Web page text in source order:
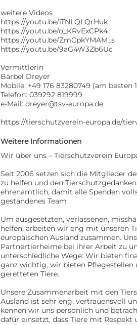
weitere Videos
https://youtu.be/iTNLQLQrHuk
https://youtu.be/o_KRvExCPk4
https://youtu.be/ZmCpkYMAM_s
https://youtu.be/9aG4W3Zb6Uc
Vermittlerin
Bärbel Dreyer
Mobile: +49 176 83280749 (am besten
Telefon: 039292 819999
e-Mail: dreyer@tsv-europa.de
https://tierschutzverein-europa.de/
Weitere Informationen
Wir über uns – Tierschutzverein
Seit 2006 setzen sich die Mitglieder
zu helfen und den
ehrenamtlich, damit alle Spenden
gestandenes Team
Um ausgesetzten, verlassenen,
helfen, arbeiten wir eng mit unseren
europäischen Ausland zusammen.
Partnertierheime bei ihrer Arbeit zu
unterschiedliche Wege: Wir bieten
ganz wichtig, wir bieten Pflegestellen
geretteten Tiere.
Unsere Zusammenarbeit mit den
Ausland ist sehr eng, vertrauensvoll
kennen wir uns persönlich und
dafür einsetzt, dass Tiere mit